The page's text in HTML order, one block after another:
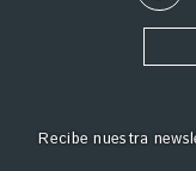
Recibe nuestra